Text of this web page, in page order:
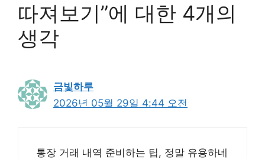
따져보기”에 대한 4개의
생각
금빛하루
2026년 05월 29일 4:44 오전
통장 거래 내역 준비하는 팁, 정말 유용하네